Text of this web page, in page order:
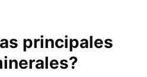
principales